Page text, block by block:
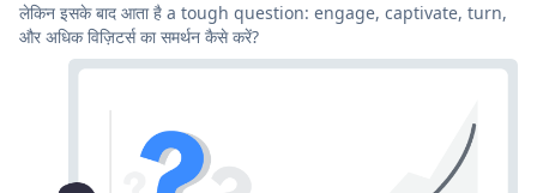
लेकिन इसके बाद आता है a tough question: engage, captivate, turn,
और अधिक विज़िटर्स का समर्थन कैसे करें?